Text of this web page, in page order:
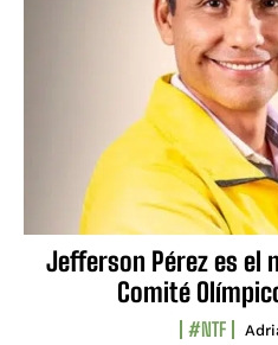
Jefferson Pérez es el
Comité
#NTF